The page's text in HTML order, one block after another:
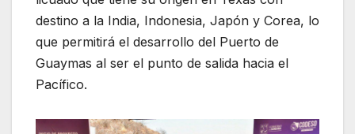
destino a la India, Indonesia, Japón y Corea, lo
que permitirá el desarrollo del Puerto de
Guaymas al ser el punto de salida hacia el
Pacífico.